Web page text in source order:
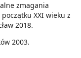
zmagania
XXI wieku z
2018.
2003.